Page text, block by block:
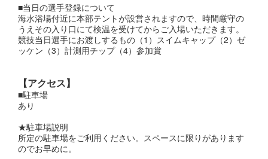
■当日の選手登録について
海水浴場付近に本部テントが設営されますので、時間厳守の
うえその入り口にて検温を受けてからご入場いただきます。
競技当日選手にお渡しするもの（1）スイムキャップ（2）ゼ
ッケン（3）計測用チップ（4）参加賞
【アクセス】
■駐車場
あり
★駐車場説明
所定の駐車場をご利用ください。スペースに限りがあります
のでお早めに。